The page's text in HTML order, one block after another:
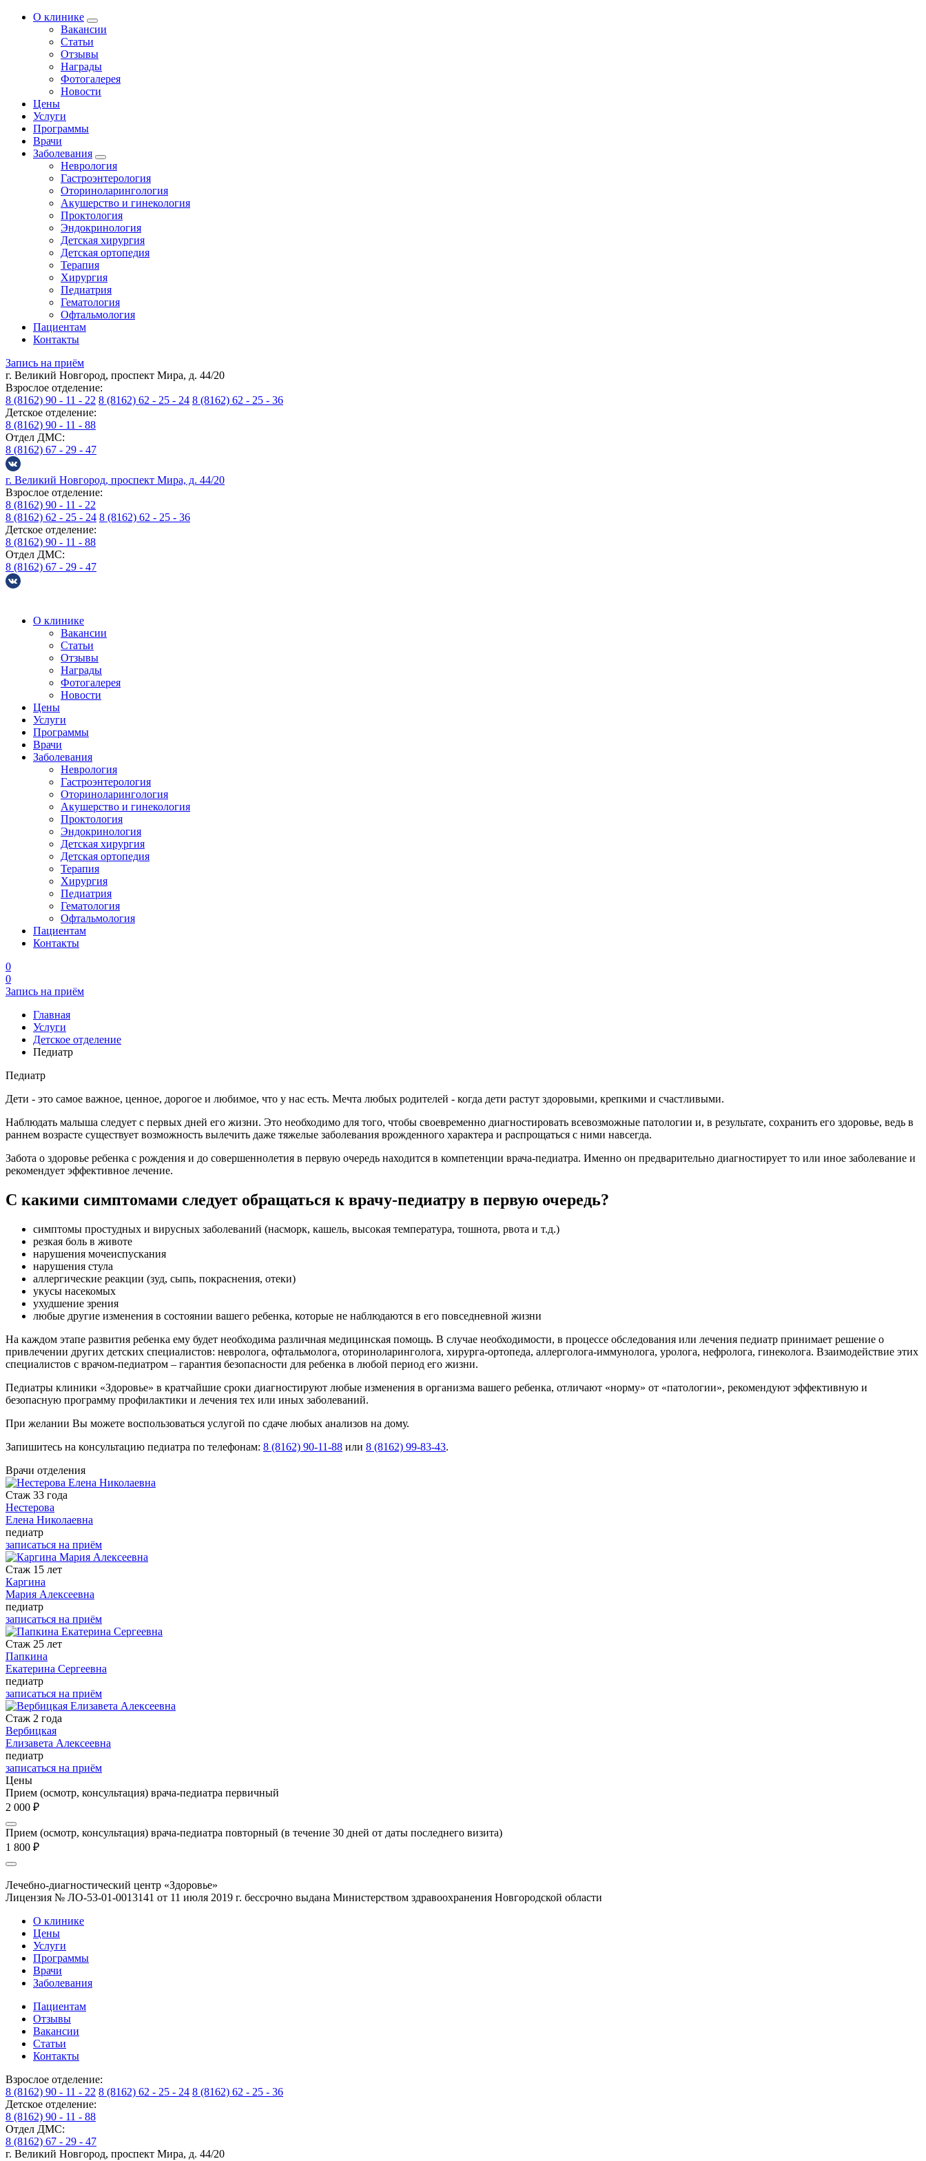
О клинике
Вакансии
Статьи
Отзывы
Награды
Фотогалерея
Новости
Цены
Услуги
Программы
Врачи
Заболевания
Неврология
Гастроэнтерология
Оториноларингология
Акушерство и гинекология
Проктология
Эндокринология
Детская хирургия
Детская ортопедия
Терапия
Хирургия
Педиатрия
Гематология
Офтальмология
Пациентам
Контакты
Запись на приём
г. Великий Новгород, проспект Мира, д. 44/20
Взрослое отделение:
8 (8162) 90 - 11 - 22 8 (8162) 62 - 25 - 24 8 (8162) 62 - 25 - 36
Детское отделение:
8 (8162) 90 - 11 - 88
Отдел ДМС:
8 (8162) 67 - 29 - 47
г. Великий Новгород, проспект Мира, д. 44/20
Взрослое отделение:
8 (8162) 90 - 11 - 22
8 (8162) 62 - 25 - 24 8 (8162) 62 - 25 - 36
Детское отделение:
8 (8162) 90 - 11 - 88
Отдел ДМС:
8 (8162) 67 - 29 - 47
О клинике
Вакансии
Статьи
Отзывы
Награды
Фотогалерея
Новости
Цены
Услуги
Программы
Врачи
Заболевания
Неврология
Гастроэнтерология
Оториноларингология
Акушерство и гинекология
Проктология
Эндокринология
Детская хирургия
Детская ортопедия
Терапия
Хирургия
Педиатрия
Гематология
Офтальмология
Пациентам
Контакты
0
0
Запись на приём
Главная
Услуги
Детское отделение
Педиатр
Педиатр
Дети - это самое важное, ценное, дорогое и любимое, что у нас есть. Мечта любых родителей - когда дети растут здоровыми, крепкими и счастливыми.
Наблюдать малыша следует с первых дней его жизни. Это необходимо для того, чтобы своевременно диагностировать всевозможные патологии и, в результате, сохранить его здоровье, ведь в
раннем возрасте существует возможность вылечить даже тяжелые заболевания врожденного характера и распрощаться с ними навсегда.
Забота о здоровье ребенка с рождения и до совершеннолетия в первую очередь находится в компетенции врача-педиатра. Именно он предварительно диагностирует то или иное заболевание и
рекомендует эффективное лечение.
С какими симптомами следует обращаться к врачу-педиатру в первую очередь?
симптомы простудных и вирусных заболеваний (насморк, кашель, высокая температура, тошнота, рвота и т.д.)
резкая боль в животе
нарушения мочеиспускания
нарушения стула
аллергические реакции (зуд, сыпь, покраснения, отеки)
укусы насекомых
ухудшение зрения
любые другие изменения в состоянии вашего ребенка, которые не наблюдаются в его повседневной жизни
На каждом этапе развития ребенка ему будет необходима различная медицинская помощь. В случае необходимости, в процессе обследования или лечения педиатр принимает решение о
привлечении других детских специалистов: невролога, офтальмолога, оториноларинголога, хирурга-ортопеда, аллерголога-иммунолога, уролога, нефролога, гинеколога. Взаимодействие этих
специалистов с врачом-педиатром – гарантия безопасности для ребенка в любой период его жизни.
Педиатры клиники «Здоровье» в кратчайшие сроки диагностируют любые изменения в организма вашего ребенка, отличают «норму» от «патологии», рекомендуют эффективную и
безопасную программу профилактики и лечения тех или иных заболеваний.
При желании Вы можете воспользоваться услугой по сдаче любых анализов на дому.
Запишитесь на консультацию педиатра по телефонам: 8 (8162) 90-11-88 или 8 (8162) 99-83-43.
Врачи отделения
Стаж 33 года
Нестерова
Елена Николаевна
педиатр
записаться на приём
Стаж 15 лет
Каргина
Мария Алексеевна
педиатр
записаться на приём
Стаж 25 лет
Папкина
Екатерина Сергеевна
педиатр
записаться на приём
Стаж 2 года
Вербицкая
Елизавета Алексеевна
педиатр
записаться на приём
Цены
Прием (осмотр, консультация) врача-педиатра первичный
2 000 ₽
Прием (осмотр, консультация) врача-педиатра повторный (в течение 30 дней от даты последнего визита)
1 800 ₽
Лечебно-диагностический центр «Здоровье»
Лицензия № ЛО-53-01-0013141 от 11 июля 2019 г. бессрочно выдана Министерством здравоохранения Новгородской области
О клинике
Цены
Услуги
Программы
Врачи
Заболевания
Пациентам
Отзывы
Вакансии
Статьи
Контакты
Взрослое отделение:
8 (8162) 90 - 11 - 22 8 (8162) 62 - 25 - 24 8 (8162) 62 - 25 - 36
Детское отделение:
8 (8162) 90 - 11 - 88
Отдел ДМС:
8 (8162) 67 - 29 - 47
г. Великий Новгород, проспект Мира, д. 44/20